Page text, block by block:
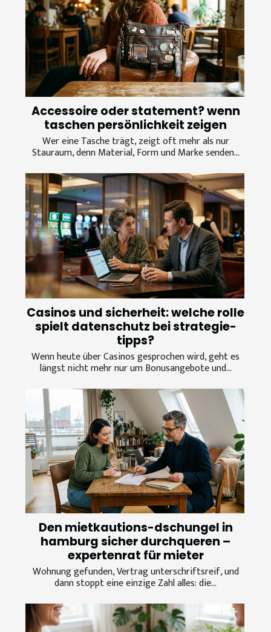
Accessoire oder statement? wenn
taschen persönlichkeit zeigen
Wer eine Tasche trägt, zeigt oft mehr als nur
Stauraum, denn Material, Form und Marke senden...
Casinos und sicherheit: welche rolle
spielt datenschutz bei strategie-
tipps?
Wenn heute über Casinos gesprochen wird, geht es
längst nicht mehr nur um Bonusangebote und...
Den mietkautions-dschungel in
hamburg sicher durchqueren –
expertenrat für mieter
Wohnung gefunden, Vertrag unterschriftsreif, und
dann stoppt eine einzige Zahl alles: die...